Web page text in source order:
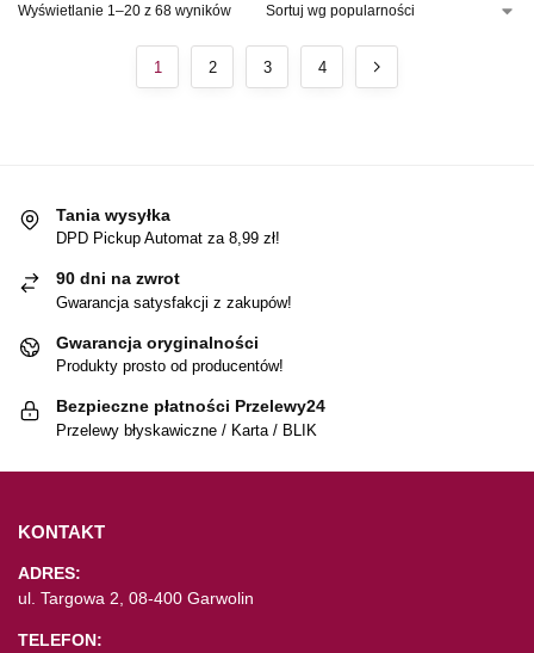
Wyświetlanie 1–20 z 68 wyników
1 2 3 4
Tania wysyłka
DPD Pickup Automat za 8,99 zł!
90 dni na zwrot
Gwarancja satysfakcji z zakupów!
Gwarancja oryginalności
Produkty prosto od producentów!
Bezpieczne płatności Przelewy24
Przelewy błyskawiczne / Karta / BLIK
KONTAKT
ADRES:
ul. Targowa 2, 08-400 Garwolin
TELEFON: